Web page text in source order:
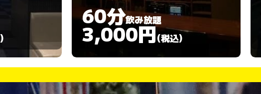
120分飲み放題
3,000円(税込)